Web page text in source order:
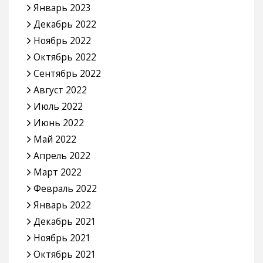
Январь 2023
Декабрь 2022
Ноябрь 2022
Октябрь 2022
Сентябрь 2022
Август 2022
Июль 2022
Июнь 2022
Май 2022
Апрель 2022
Март 2022
Февраль 2022
Январь 2022
Декабрь 2021
Ноябрь 2021
Октябрь 2021